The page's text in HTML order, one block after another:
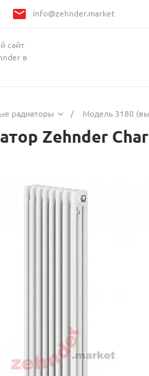
info@zehnder.market
сайт
в
радиаторы / Модель 3180
Zehnder